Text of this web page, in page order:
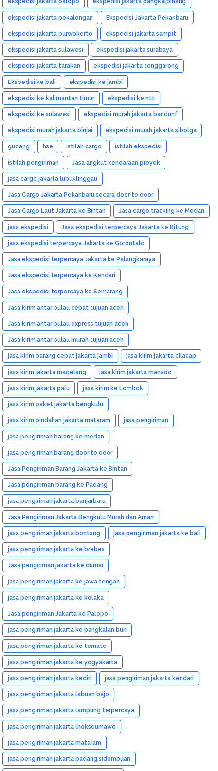
ekspedisi jakarta palopo ekspedisi jakarta pangkalpinang
ekspedisi jakarta pekalongan Ekspedisi Jakarta Pekanbaru
ekspedisi jakarta purwokerto ekspedisi jakarta sampit
ekspedisi jakarta sulawesi ekspedisi jakarta surabaya
ekspedisi jakarta tarakan ekspedisi jakarta tenggarong
Ekspedisi ke bali ekspedisi ke jambi
ekspedisi ke kalimantan timur ekspedisi ke ntt
ekspedisi ke sulawesi ekspedisi murah jakarta bandunf
ekspedisi murah jakarta binjai ekspedisi murah jakarta sibolga
gudang hse istilah cargo istilah ekspedisi
istilah pengiriman Jasa angkut kendaraan proyek
jasa cargo jakarta lubuklinggau
Jasa Cargo Jakarta Pekanbaru secara door to door
Jasa Cargo Laut Jakarta ke Bintan Jasa cargo tracking ke Medan
jasa ekspedisi Jasa ekspedisi terpercaya Jakarta ke Bitung
jasa ekspedisi terpercaya Jakarta ke Gorontalo
Jasa ekspedisi terpercaya Jakarta ke Palangkaraya
Jasa ekspedisi terpercaya ke Kendari
Jasa ekspedisi terpercaya ke Semarang
Jasa kirim antar pulau cepat tujuan aceh
Jasa kirim antar pulau express tujuan aceh
Jasa kirim antar pulau murah tujuan aceh
jasa kirim barang cepat jakarta jambi jasa kirim jakarta cilacap
jasa kirim jakarta magelang jasa kirim jakarta manado
jasa kirim jakarta palu jasa kirim ke Lombok
jasa kirim paket jakarta bengkulu
jasa kirim pindahan jakarta mataram jasa pengiriman
jasa pengiriman barang ke medan
jasa pengiriman barang door to door
Jasa Pengiriman Barang Jakarta ke Bintan
Jasa pengiriman barang ke Padang
jasa pengiriman jakarta banjarbaru
Jasa Pengiriman Jakarta Bengkulu Murah dan Aman
jasa pengiriman jakarta bontang jasa pengiriman jakarta ke bali
jasa pengiriman jakarta ke brebes
Jasa pengiriman jakarta ke dumai
jasa pengiriman jakarta ke jawa tengah
jasa pengiriman jakarta ke kolaka
Jasa pengiriman Jakarta ke Palopo
jasa pengiriman jakarta ke pangkalan bun
jasa pengiriman jakarta ke ternate
jasa pengiriman jakarta ke yogyakarta
jasa pengiriman jakarta kediri jasa pengiriman jakarta kendari
jasa pengiriman jakarta labuan bajo
jasa pengiriman jakarta lampung terpercaya
jasa pengiriman jakarta lhokseumawe
jasa pengiriman jakarta mataram
jasa pengiriman jakarta padang sidempuan